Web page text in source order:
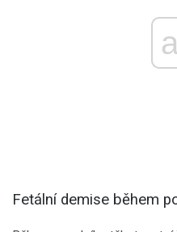
Fetální demise během